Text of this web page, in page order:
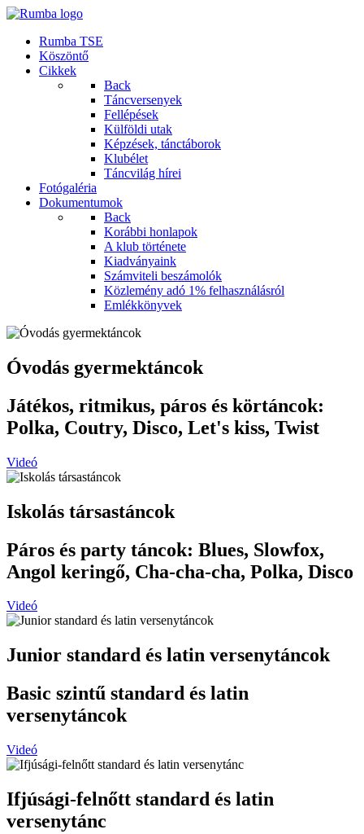
Rumba TSE
Köszöntő
Cikkek
Back
Táncversenyek
Fellépések
Külföldi utak
Képzések, tánctáborok
Klubélet
Táncvilág hírei
Fotógaléria
Dokumentumok
Back
Korábbi honlapok
A klub története
Kiadványaink
Számviteli beszámolók
Közlemény adó 1% felhasználásról
Emlékkönyvek
Óvodás gyermektáncok
Játékos, ritmikus, páros és körtáncok:
Polka, Coutry, Disco, Let's kiss, Twist
Videó
Iskolás társastáncok
Páros és party táncok: Blues, Slowfox,
Angol keringő, Cha-cha-cha, Polka, Disco
Videó
Junior standard és latin versenytáncok
Basic szintű standard és latin
versenytáncok
Videó
Ifjúsági-felnőtt standard és latin
versenytánc